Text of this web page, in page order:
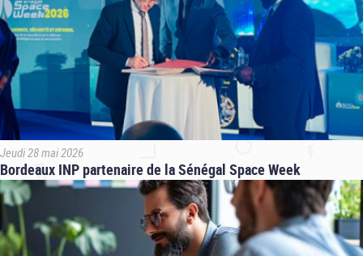
Jeudi 28 mai 2026
Bordeaux INP partenaire de la Sénégal Space Week